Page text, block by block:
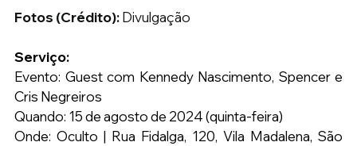
Fotos (Crédito): Divulgação
Serviço:
Evento: Guest com Kennedy Nascimento, Spencer e
Cris Negreiros
Quando: 15 de agosto de 2024 (quinta-feira)
Onde: Oculto | Rua Fidalga, 120, Vila Madalena, São